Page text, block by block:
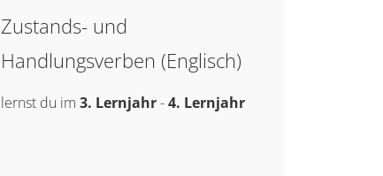
Zustands- und
Handlungsverben (Englisch)
lernst du im 3. Lernjahr-4. Lernjahr